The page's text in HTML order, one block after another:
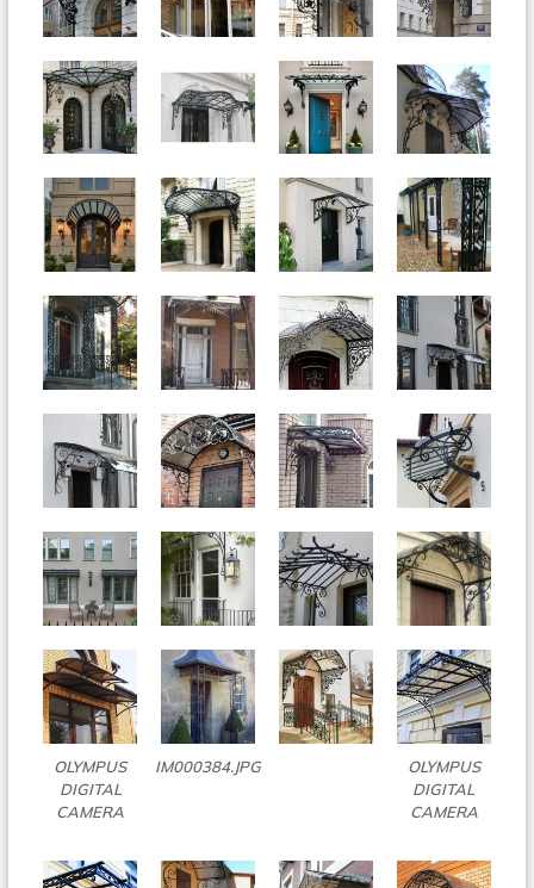
OLYMPUS
DIGITAL
CAMERA
IM000384.JPG
OLYMPUS
DIGITAL
CAMERA